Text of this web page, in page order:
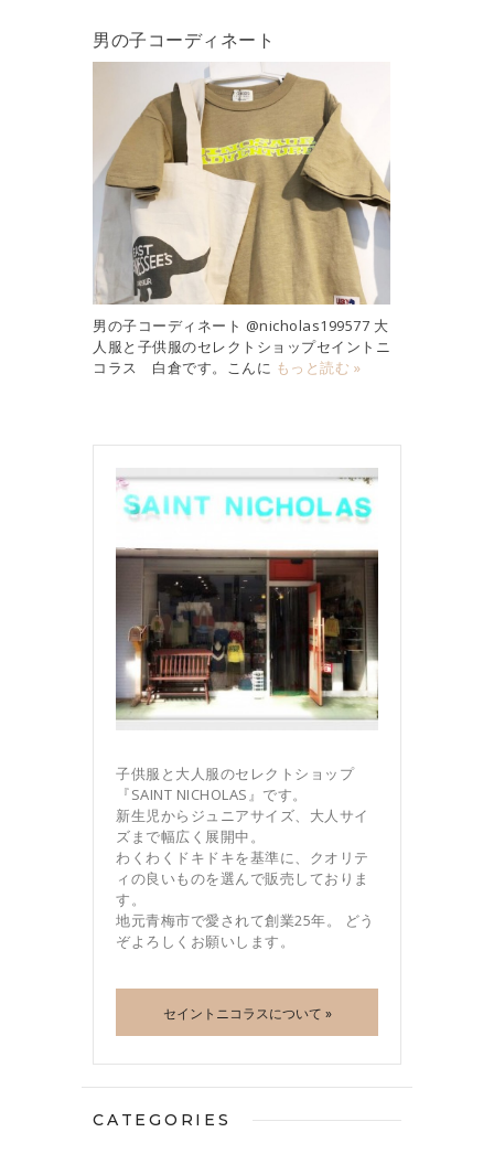
男の子コーディネート
男の子コーディネート @nicholas199577 大
人服と子供服のセレクトショップセイントニ
コラス 白倉です。こんに もっと読む »
子供服と大人服のセレクトショップ
『SAINT NICHOLAS』です。
新生児からジュニアサイズ、大人サイ
ズまで幅広く展開中。
わくわくドキドキを基準に、クオリテ
ィの良いものを選んで販売しておりま
す。
地元青梅市で愛されて創業25年。 どう
ぞよろしくお願いします。
セイントニコラスについて »
CATEGORIES